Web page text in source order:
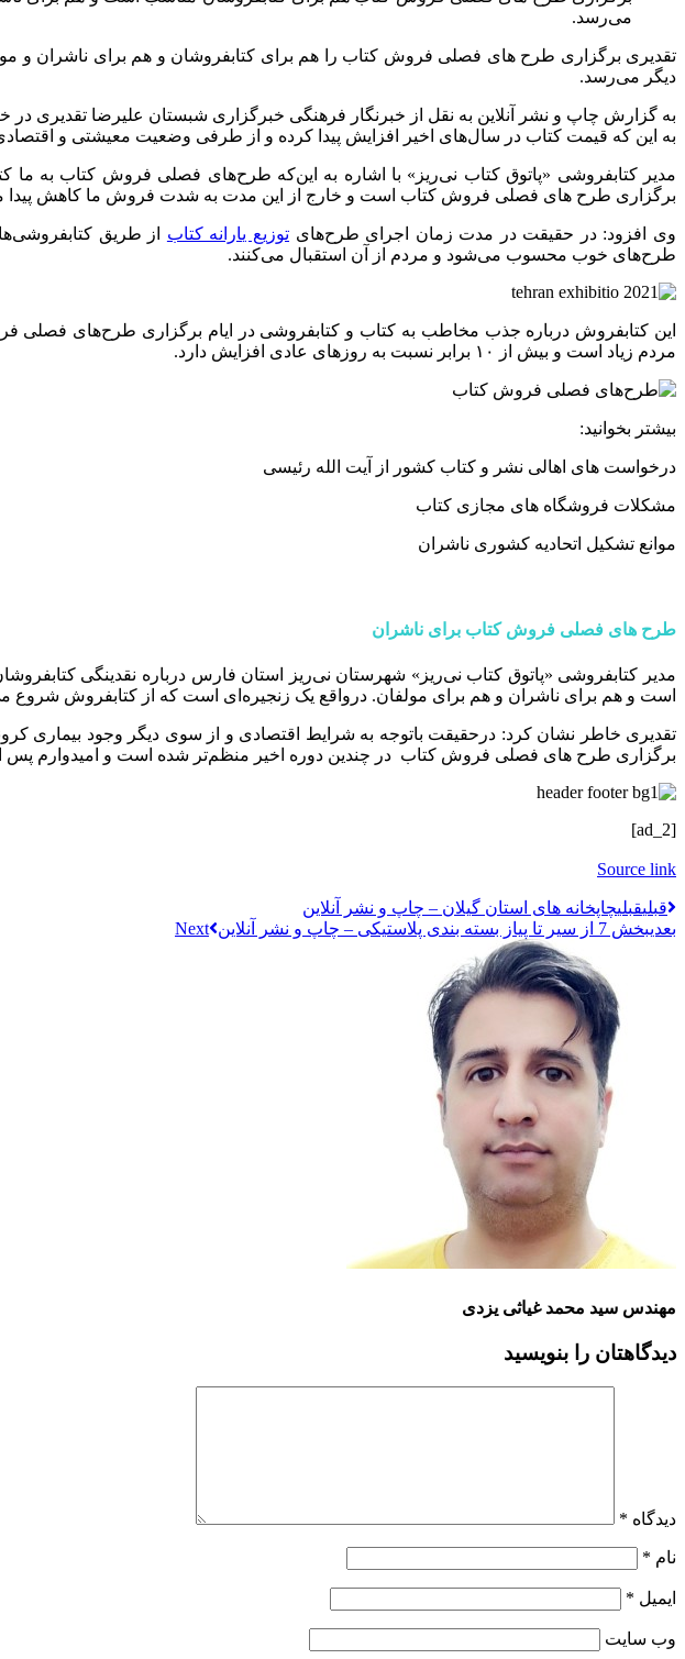
می‌رسد.
تقدیری برگزاری طرح های فصلی فروش کتاب را هم برای کتابفروشان و هم برای ناشران و
دیگر می‌رسد.
به گزارش چاپ و نشر آنلاین به نقل از خبرنگار فرهنگی خبرگزاری شبستان علیرضا
به این که قیمت کتاب در سال‌های اخیر افزایش پیدا کرده و از طرفی وضعیت معیشتی و
مدیر کتابفروشی «پاتوق کتاب نی‌ریز» با اشاره به این‌که طرح‌های فصلی فروش کتاب به
برگزاری طرح های فصلی فروش کتاب است و خارج از این مدت به شدت فروش ما کاهش پیدا
وی افزود: در حقیقت در مدت زمان اجرای طرح‌های توزیع یارانه کتاب
طرح‌های خوب محسوب می‌شود و مردم از آن استقبال می‌کنند.
این کتابفروش درباره جذب مخاطب به کتاب و کتابفروشی در ایام برگزاری طرح‌های فصلی
مردم زیاد است و بیش از ۱۰ برابر نسبت به روزهای عادی افزایش دارد.
بیشتر بخوانید:
درخواست های اهالی نشر و کتاب کشور از آیت الله رئیسی
مشکلات فروشگاه های مجازی کتاب
موانع تشکیل اتحادیه کشوری ناشران
طرح های فصلی فروش کتاب برای ناشران
مدیر کتابفروشی «پاتوق کتاب نی‌ریز» شهرستان نی‌ریز استان فارس درباره نقدینگی
است و هم برای ناشران و هم برای مولفان. درواقع یک زنجیره‌ای است که از کتابفروش شروع
تقدیری خاطر نشان کرد: درحقیقت باتوجه به شرایط اقتصادی و از سوی دیگر وجود بیماری
برگزاری طرح های فصلی فروش کتاب در چندین دوره اخیر منظم‌تر شده است و امیدوارم پس از
[ad_2]
Source link
قبليقبلیچاپخانه‌ های استان گیلان – چاپ و نشر آنلاین
بعدیبخش 7 از سیر تا پیاز بسته بندی پلاستیکی – چاپ و نشر آنلاین
مهندس سید محمد غیاثی یزدی
دیدگاهتان را بنویسید
دیدگاه *
نام *
ایمیل *
وب‌ سایت